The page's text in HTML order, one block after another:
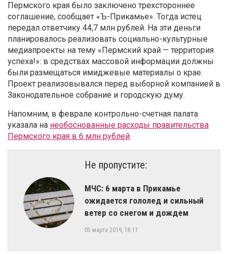
Пермского края было заключено трехстороннее
соглашение, сообщает «Ъ-Прикамье». Тогда истец
передал ответчику 44,7 млн рублей. На эти деньги
планировалось реализовать социально-культурные
медиапроекты на тему «Пермский край — территория
успеха!»: в средствах массовой информации должны
были размещаться имиджевые материалы о крае.
Проект реализовывался перед выборной компанией в
Законодательное собрание и городскую думу.
Напомним, в феврале контрольно-счетная палата
указала на необоснованные расходы правительства
Пермского края в 6 млн рублей.
Не пропустите:
МЧС: 6 марта в Прикамье
ожидается гололед и сильный
ветер со снегом и дождем
05 марта 2019, 18:11